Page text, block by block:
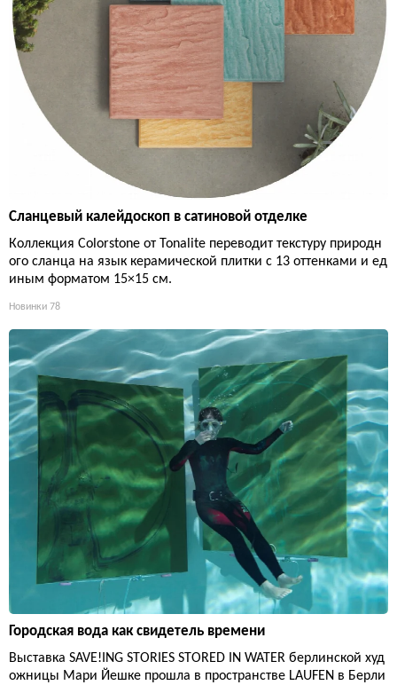
Сланцевый калейдоскоп в сатиновой отделке
Коллекция Colorstone от Tonalite переводит текстуру природн
ого сланца на язык керамической плитки с 13 оттенками и ед
иным форматом 15×15 см.
Новинки 78
Городская вода как свидетель времени
Выставка SAVE!ING STORIES STORED IN WATER берлинской худ
ожницы Мари Йешке прошла в пространстве LAUFEN в Берли